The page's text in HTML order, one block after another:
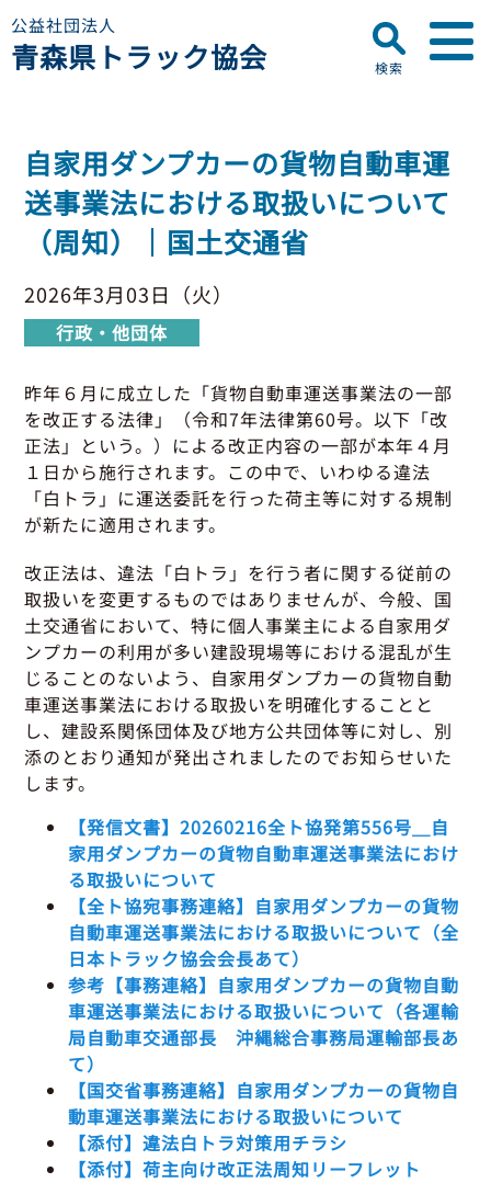
公益社団法人
青森県トラック協会
プロフィール
ディスクロージャー
会員名簿
お知らせ ▼
青森県トラック協会
行政・他団体
助成・補助金
適正化事業
セミナー・研修
適正化事業
適正化事業について
Gマーク制度について
巡回指導について
運行管理者・整備管理者
適正化だより
会員専用ページ ▼
初任運転者特別指導教育
グッドラーニング
運送申込・書面化アプリ
利用申し込み
活動報告・協会報
貸出用ビデオライブラリ
会員メール登録・会員情報変更
保有車両台数変更
一般の皆さまへ ▼
緑ナンバートラックとは
Gマークとは
引越安心マークとは
協会の活動
入会のご案内
プライバシーポリシー
お問い合わせ
検索
自家用ダンプカーの貨物自動車運
送事業法における取扱いについて
（周知）｜国土交通省
2026年3月03日（火）
行政・他団体
昨年６月に成立した「貨物自動車運送事業法の一部
を改正する法律」（令和7年法律第60号。以下「改
正法」という。）による改正内容の一部が本年４月
１日から施行されます。この中で、いわゆる違法
「白トラ」に運送委託を行った荷主等に対する規制
が新たに適用されます。
改正法は、違法「白トラ」を行う者に関する従前の
取扱いを変更するものではありませんが、今般、国
土交通省において、特に個人事業主による自家用ダ
ンプカーの利用が多い建設現場等における混乱が生
じることのないよう、自家用ダンプカーの貨物自動
車運送事業法における取扱いを明確化することと
し、建設系関係団体及び地方公共団体等に対し、別
添のとおり通知が発出されましたのでお知らせいた
します。
【発信文書】20260216全ト協発第556号＿自
家用ダンプカーの貨物自動車運送事業法におけ
る取扱いについて
【全ト協宛事務連絡】自家用ダンプカーの貨物
自動車運送事業法における取扱いについて（全
日本トラック協会会長あて）
参考【事務連絡】自家用ダンプカーの貨物自動
車運送事業法における取扱いについて（各運輸
局自動車交通部長 沖縄総合事務局運輸部長あ
て）
【国交省事務連絡】自家用ダンプカーの貨物自
動車運送事業法における取扱いについて
【添付】違法白トラ対策用チラシ
【添付】荷主向け改正法周知リーフレット